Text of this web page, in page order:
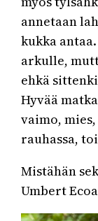
annetaan
kukka
arkulle,
ehkä
Hyvää
vaimo,
rauhassa,
Mistähän
Umbert